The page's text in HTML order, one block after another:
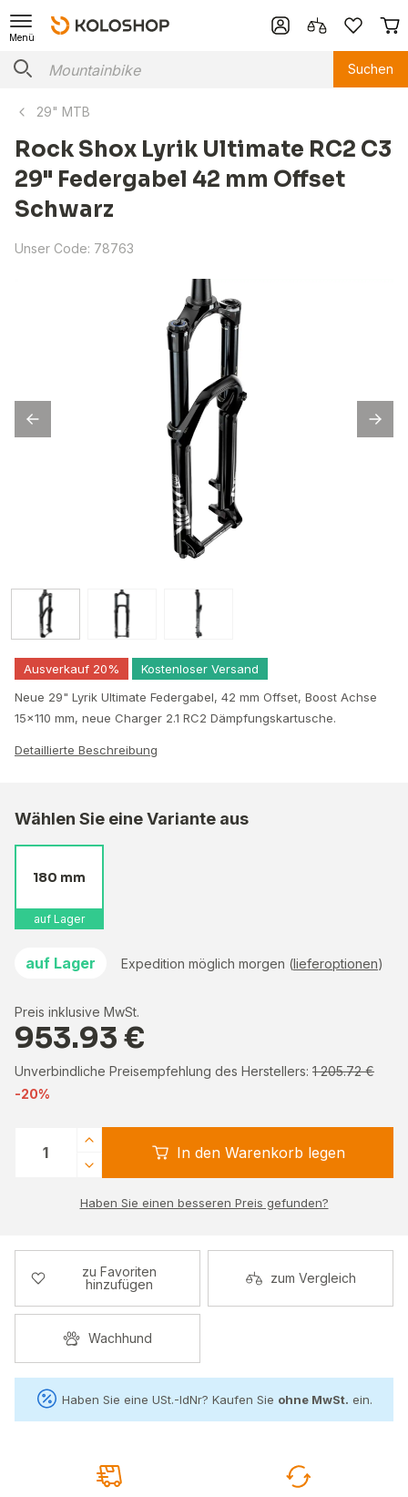
Menü
Suchen
29" MTB
Rock Shox Lyrik Ultimate RC2 C3
29" Federgabel 42 mm Offset
Schwarz
Unser Code: 78763
Ausverkauf 20%
Kostenloser Versand
Neue 29" Lyrik Ultimate Federgabel, 42 mm Offset, Boost Achse
15×110 mm, neue Charger 2.1 RC2 Dämpfungskartusche.
Detaillierte Beschreibung
Wählen Sie eine Variante aus
180 mm
auf Lager
auf Lager Expedition möglich morgen (lieferoptionen)
Preis inklusive MwSt.
953.93 €
Unverbindliche Preisempfehlung des Herstellers: 1 205.72 €
-20%
In den Warenkorb legen
Haben Sie einen besseren Preis gefunden?
zu Favoriten
hinzufügen
zum Vergleich
Wachhund
Haben Sie eine USt.-IdNr? Kaufen Sie ohne MwSt. ein.